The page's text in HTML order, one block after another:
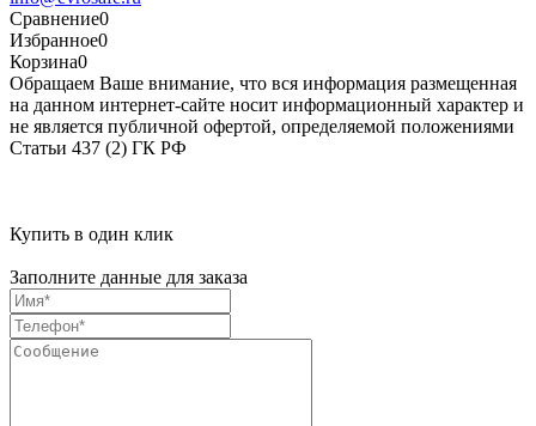
Сравнение0
Избранное0
Корзина0
Обращаем Ваше внимание, что вся информация размещенная
на данном интернет-сайте носит информационный характер и
не является публичной офертой, определяемой положениями
Статьи 437 (2) ГК РФ
Купить в один клик
Заполните данные для заказа